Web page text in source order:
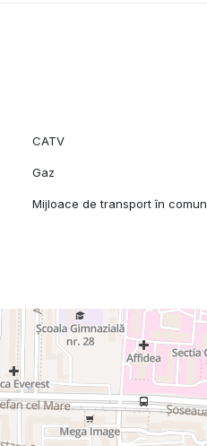
CATV
Gaz
Mijloace de transport în comun